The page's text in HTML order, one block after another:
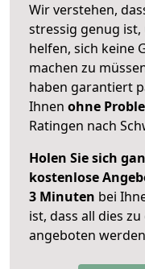
Wir verstehen,
stressig genug
helfen, sich keine
machen zu
haben garantiert
Ihnen ohne
Ratingen nach
Holen Sie sich
kostenlose
3 Minuten bei
ist, dass all dies
angeboten